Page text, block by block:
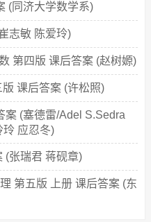
(同济大学数学系)
志敏 陈爱玲)
第四版 课后答案 (赵树嫄)
课后答案 (许松照)
案 (塞德雷/Adel S.Sedra
玲 应忍冬)
(张瑞君 蒋砚章)
第五版 上册 课后答案 (东